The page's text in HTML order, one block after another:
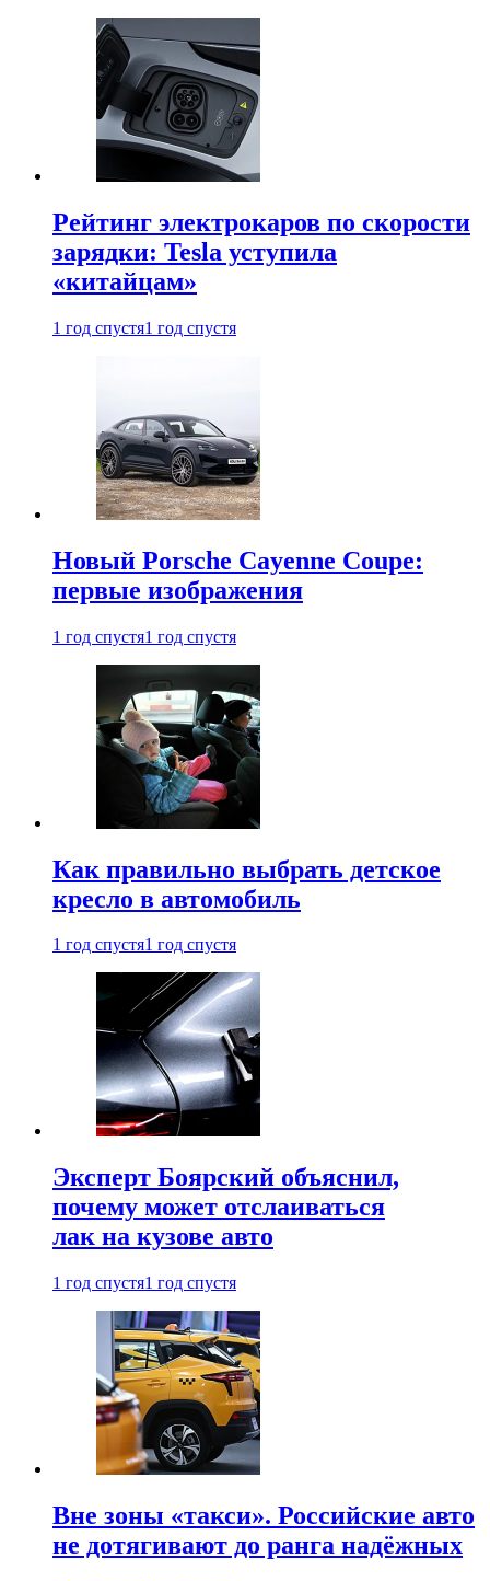
Рейтинг электрокаров по скорости
зарядки: Tesla уступила
«китайцам»
1 год спустя1 год спустя
Новый Porsche Cayenne Coupe:
первые изображения
1 год спустя1 год спустя
Как правильно выбрать детское
кресло в автомобиль
1 год спустя1 год спустя
Эксперт Боярский объяснил,
почему может отслаиваться
лак на кузове авто
1 год спустя1 год спустя
Вне зоны «такси». Российские авто
не дотягивают до ранга надёжных